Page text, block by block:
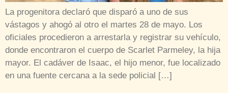
La progenitora declaró que disparó a uno de sus
vástagos y ahogó al otro el martes 28 de mayo. Los
oficiales procedieron a arrestarla y registrar su vehículo,
donde encontraron el cuerpo de Scarlet Parmeley, la hija
mayor. El cadáver de Isaac, el hijo menor, fue localizado
en una fuente cercana a la sede policial […]